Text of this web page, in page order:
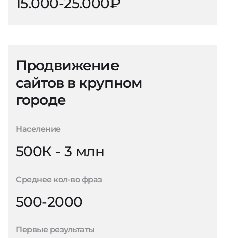
Продвижение
сайтов в крупном
городе
Население
500К - 3 млн
Среднее кол-во фраз
500-2000
Первые результаты